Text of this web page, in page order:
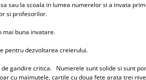
sau la scoala in lumea numerelor si a invata
si profesorilor.
mai buna invatare.
pentru dezvoltarea creierului.
gandire critica. Numerele sunt solide si sunt
cu maimutele, cartile cu doua fete arata trei